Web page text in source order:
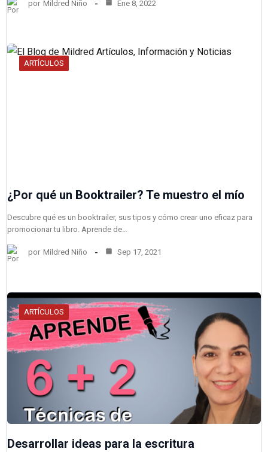
por Mildred Niño Ene 8, 2022
ARTÍCULOS
¿Por qué un Booktrailer? Te muestro el mío
Descubre qué es un booktrailer, sus tipos y cómo crear uno eficaz para
promocionar tu libro. Aprende de…
por Mildred Niño Sep 17, 2021
ARTÍCULOS
Desarrollar ideas para la escritura